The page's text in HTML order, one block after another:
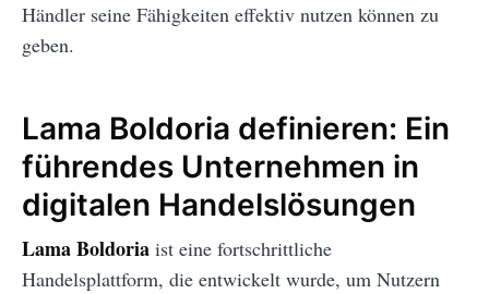
Händler seine Fähigkeiten effektiv nutzen können zu
geben.
Lama Boldoria definieren: Ein
führendes Unternehmen in
digitalen Handelslösungen
Lama Boldoria ist eine fortschrittliche
Handelsplattform, die entwickelt wurde, um Nutzern